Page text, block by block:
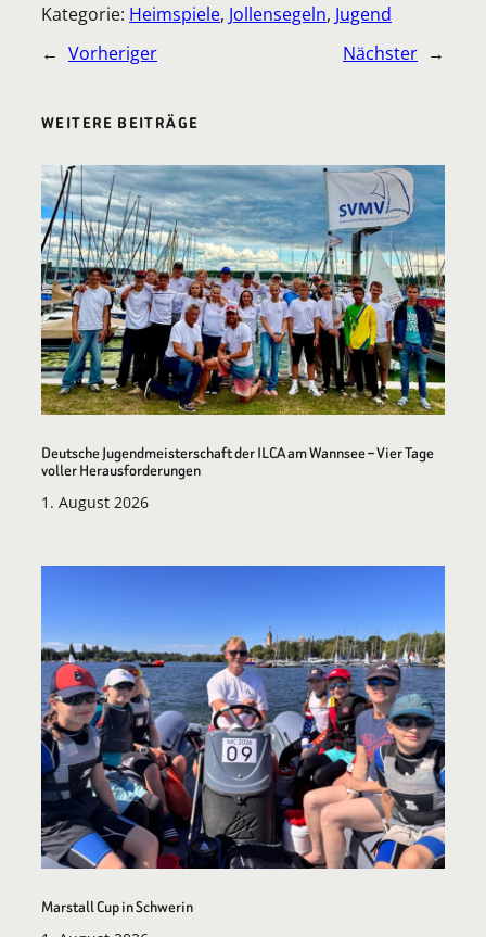
Kategorie: Heimspiele, Jollensegeln, Jugend
← Vorheriger Nächster →
WEITERE BEITRÄGE
Deutsche Jugendmeisterschaft der ILCA am Wannsee – Vier Tage
voller Herausforderungen
1. August 2026
Marstall Cup in Schwerin